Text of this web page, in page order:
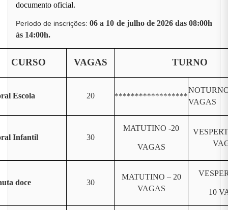
documento oficial.
Período de inscrições:06 a 10 de julho de 2026 das 08:00h
às 14:00h.
CURSO VAGAS TURNO
Escola 20 ******************
VAGAS
Infantil 30
MATUTINO -20
VAGAS
doce 30
MATUTINO – 20
VAGAS
10